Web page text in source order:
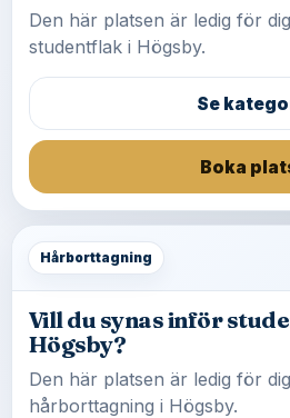
Den här platsen är ledig för
studentflak i Högsby.
Se
Boka
Hårborttagning
Vill du synas inför
Högsby?
Den här platsen är ledig för
hårborttagning i Högsby.